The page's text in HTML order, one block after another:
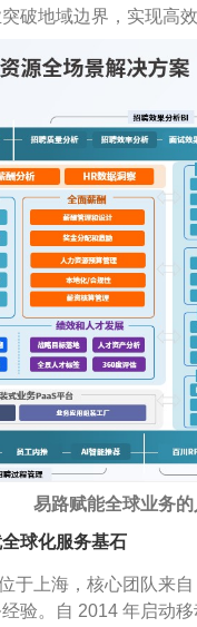
破地域边界，实现高
易路赋能全球业务
球化服务基石
于上海，核心团队来
验。自 2014 年启动